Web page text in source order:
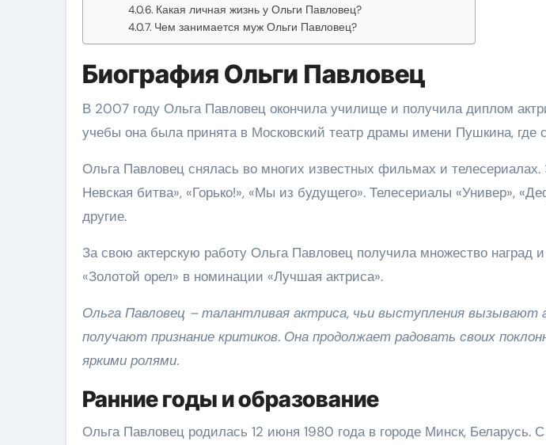
Какая личная жизнь у Ольги Павловец?
Чем занимается муж Ольги Павловец?
Биография Ольги Павловец
В 2007 году Ольга Павловец окончила училище и получила диплом
учебы она была принята в Московский театр драмы имени Пушкина, где
Ольга Павловец снялась во многих известных фильмах и
Невская битва», «Горько!», «Мы из будущего». Телесериалы «Универ»,
другие.
За свою актерскую работу Ольга Павловец получила множество наград
«Золотой орел» в номинации «Лучшая актриса».
Ольга Павловец – талантливая актриса, чьи выступления вызывают
получают признание критиков. Она продолжает радовать своих
яркими ролями.
Ранние годы и образование
Ольга Павловец родилась 12 июня 1980 года в городе Минск, Беларусь.